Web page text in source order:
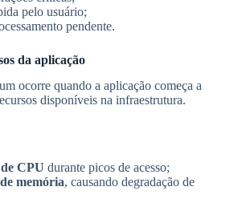
pelo usuário;
pendente.
da aplicação
ocorre quando a aplicação começa a
disponíveis na infraestrutura.
CPU durante picos de acesso;
memória, causando degradação de